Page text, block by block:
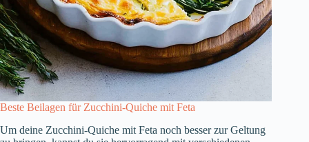
Beste Beilagen für Zucchini-Quiche mit Feta
Um deine Zucchini-Quiche mit Feta noch besser zur Geltung